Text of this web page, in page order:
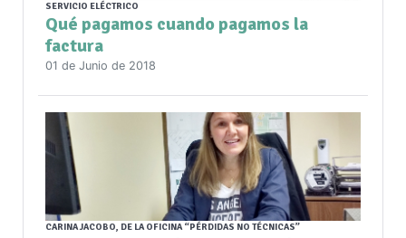
SERVICIO ELÉCTRICO
Qué pagamos cuando pagamos la
factura
01 de Junio de 2018
CARINA JACOBO, DE LA OFICINA “PÉRDIDAS NO TÉCNICAS”